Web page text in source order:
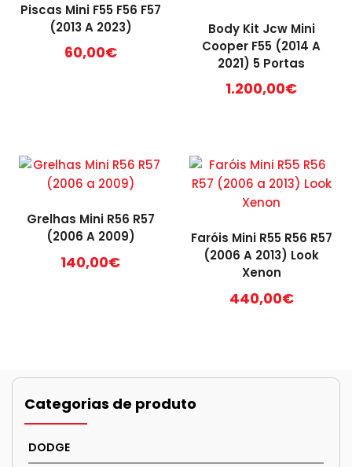
Piscas Mini F55 F56 F57
(2013 A 2023)
60,00€
Body Kit Jcw Mini
Cooper F55 (2014 A
2021) 5 Portas
1.200,00€
Grelhas Mini R56 R57
(2006 A 2009)
140,00€
Faróis Mini R55 R56 R57
(2006 A 2013) Look
Xenon
440,00€
Categorias de produto
DODGE